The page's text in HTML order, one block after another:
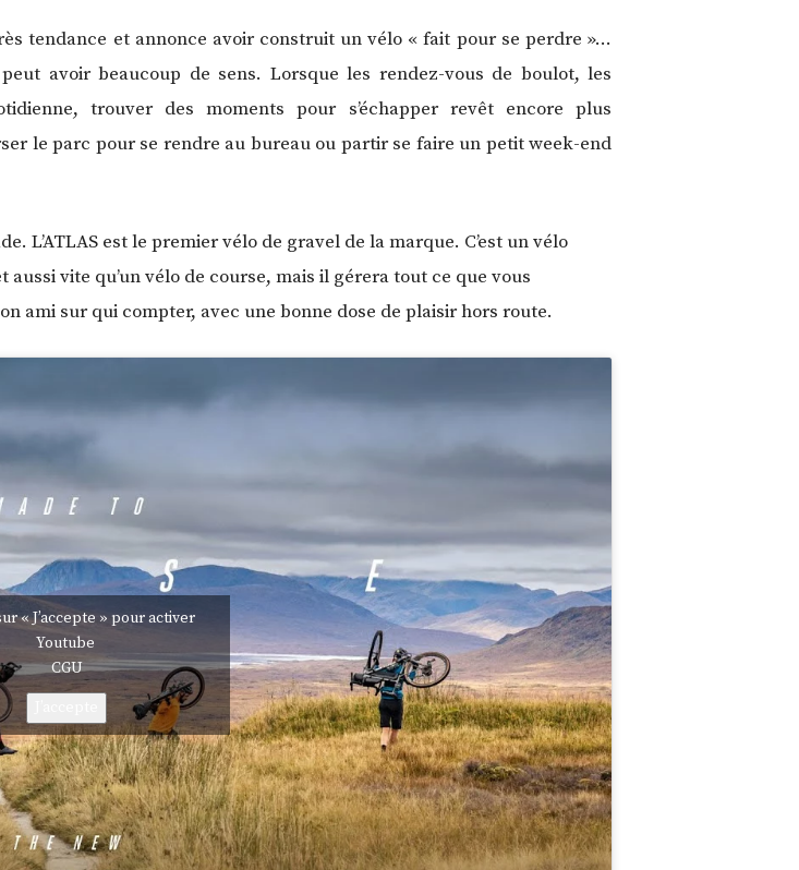
tendance et annonce avoir construit un vélo « fait pour se perdre »…
avoir beaucoup de sens. Lorsque les rendez-vous de boulot, les
trouver des moments pour s’échapper revêt encore plus
le parc pour se rendre au bureau ou partir se faire un petit week-end
L’ATLAS est le premier vélo de gravel de la marque. C’est un vélo
vite qu’un vélo de course, mais il gérera tout ce que vous
ami sur qui compter, avec une bonne dose de plaisir hors route.
« J’accepte » pour activer
Youtube
CGU